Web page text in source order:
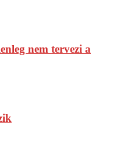
nem tervezi a